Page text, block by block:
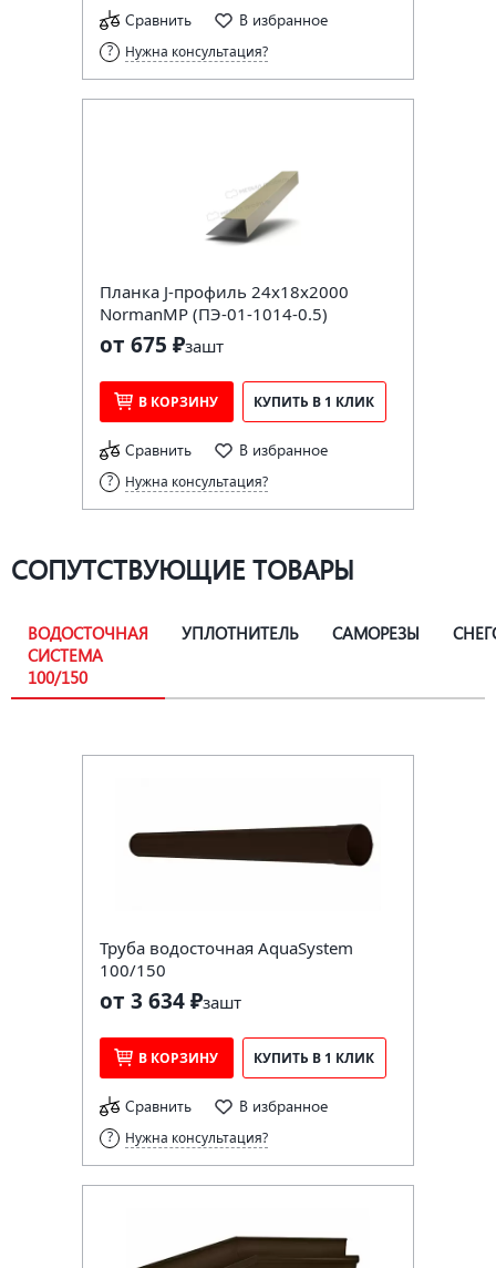
Сравнить В избранное
Нужна консультация?
Планка J-профиль 24х18х2000
NormanMP (ПЭ-01-1014-0.5)
от 675 ₽зашт
В КОРЗИНУ КУПИТЬ В 1 КЛИК
Сравнить В избранное
Нужна консультация?
СОПУТСТВУЮЩИЕ ТОВАРЫ
ВОДОСТОЧНАЯ
СИСТЕМА
100/150
УПЛОТНИТЕЛЬ САМОРЕЗЫ
Труба водосточная AquaSystem
100/150
от 3 634 ₽зашт
В КОРЗИНУ КУПИТЬ В 1 КЛИК
Сравнить В избранное
Нужна консультация?